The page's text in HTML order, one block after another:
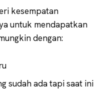
kesempatan
untuk mendapatkan
dengan:
sudah ada tapi saat ini